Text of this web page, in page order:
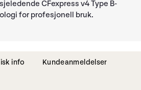
CFexpress v4 Type B-
for profesjonell bruk.
info Kundeanmeldelser